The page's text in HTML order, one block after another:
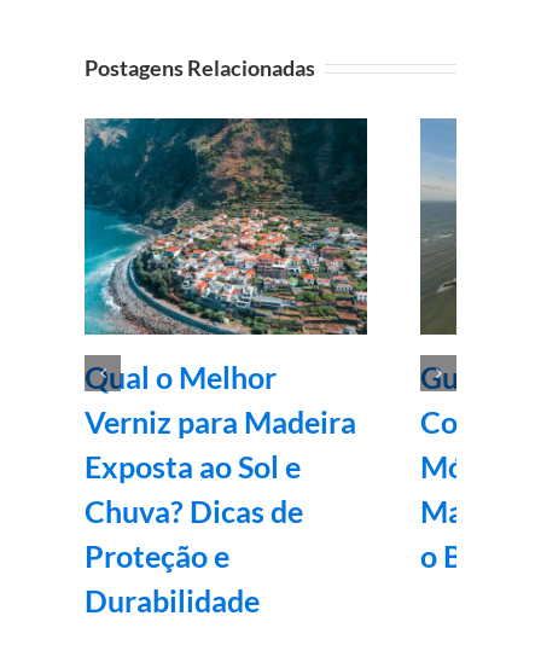
Postagens Relacionadas
Qual o Melhor
Verniz para Madeira
Exposta ao Sol e
Chuva? Dicas de
Proteção e
Durabilidade
Guia
Como
Móveis
Madeira
o Brilho